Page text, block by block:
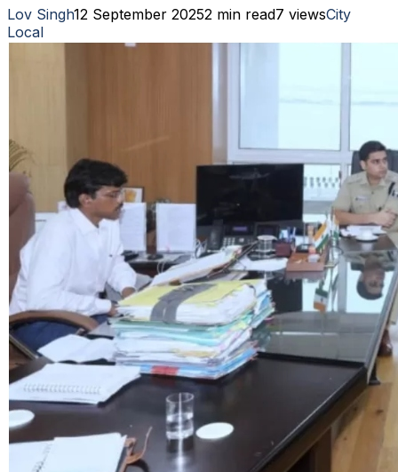
Lov Singh12 September 20252 min read7 viewsCity
Local